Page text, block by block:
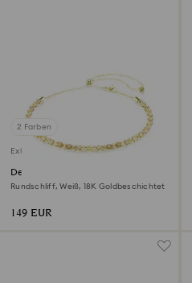
2 Farben
Exklusiv online
Dextera Halskette
Rundschliff, Weiß, 18K Goldbeschichtet
149 EUR